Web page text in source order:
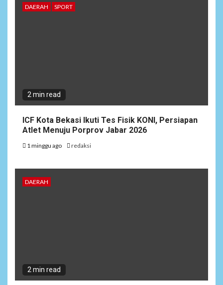
DAERAH SPORT
2 min read
ICF Kota Bekasi Ikuti Tes Fisik KONI, Persiapan
Atlet Menuju Porprov Jabar 2026
1 minggu ago redaksi
DAERAH
2 min read